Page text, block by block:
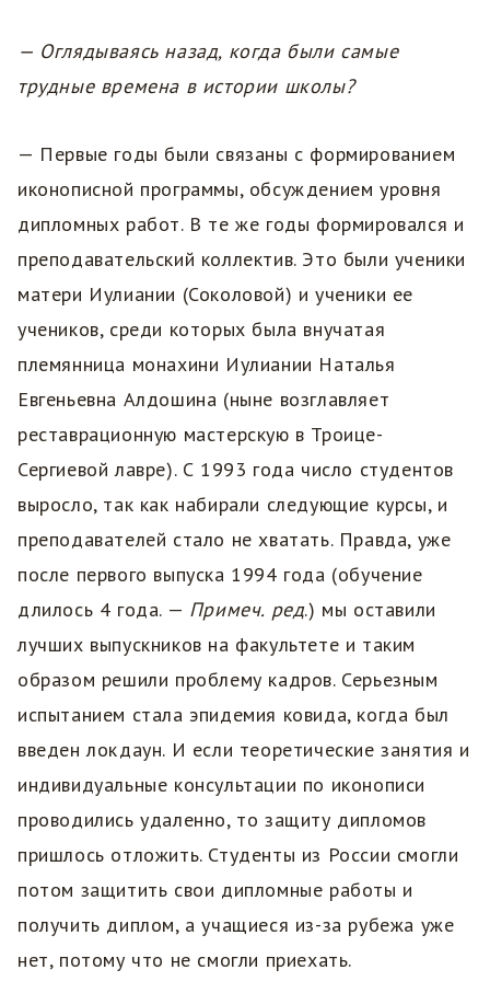
— Оглядываясь назад, когда были самые
трудные времена в истории школы?
— Первые годы были связаны с формированием
иконописной программы, обсуждением уровня
дипломных работ. В те же годы формировался и
преподавательский коллектив. Это были ученики
матери Иулиании (Соколовой) и ученики ее
учеников, среди которых была внучатая
племянница монахини Иулиании Наталья
Евгеньевна Алдошина (ныне возглавляет
реставрационную мастерскую в Троице-
Сергиевой лавре). С 1993 года число студентов
выросло, так как набирали следующие курсы, и
преподавателей стало не хватать. Правда, уже
после первого выпуска 1994 года (обучение
длилось 4 года. — Примеч. ред.) мы оставили
лучших выпускников на факультете и таким
образом решили проблему кадров. Серьезным
испытанием стала эпидемия ковида, когда был
введен локдаун. И если теоретические занятия и
индивидуальные консультации по иконописи
проводились удаленно, то защиту дипломов
пришлось отложить. Студенты из России смогли
потом защитить свои дипломные работы и
получить диплом, а учащиеся из-за рубежа уже
нет, потому что не смогли приехать.